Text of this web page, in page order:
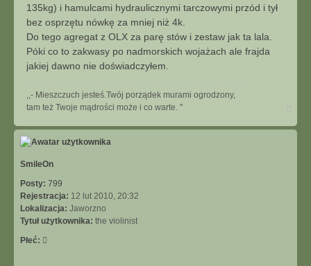
135kg) i hamulcami hydraulicznymi tarczowymi przód i tył
bez osprzętu nówkę za mniej niż 4k.
Do tego agregat z OLX za parę stów i zestaw jak ta lala.
Póki co to zakwasy po nadmorskich wojażach ale frajda
jakiej dawno nie doświadczyłem.
,,- Mieszczuch jesteś.Twój porządek murami ogrodzony,
tam też Twoje mądrości może i co warte. ''
g
SmileOn
Posty: 799
Rejestracja: 12 lut 2010, 20:32
Lokalizacja: Jaworzno
Tytuł użytkownika: the violinist
Płeć: